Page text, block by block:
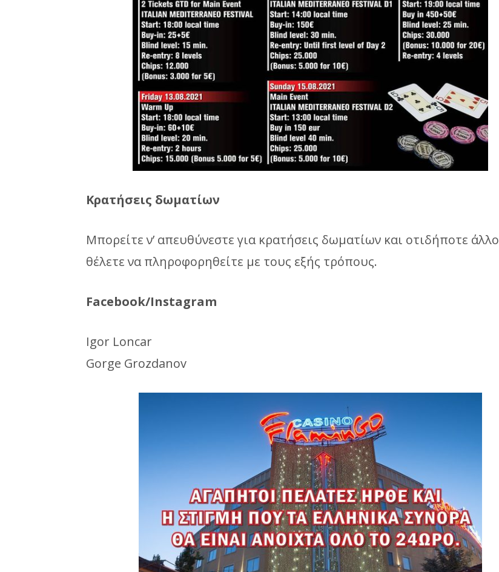
Κρατήσεις δωματίων
Μπορείτε ν’ απευθύνεστε για κρατήσεις δωματίων και οτιδήποτε άλλο
θέλετε να πληροφορηθείτε με τους εξής τρόπους.
Facebook/Instagram
Igor Loncar
Gorge Grozdanov